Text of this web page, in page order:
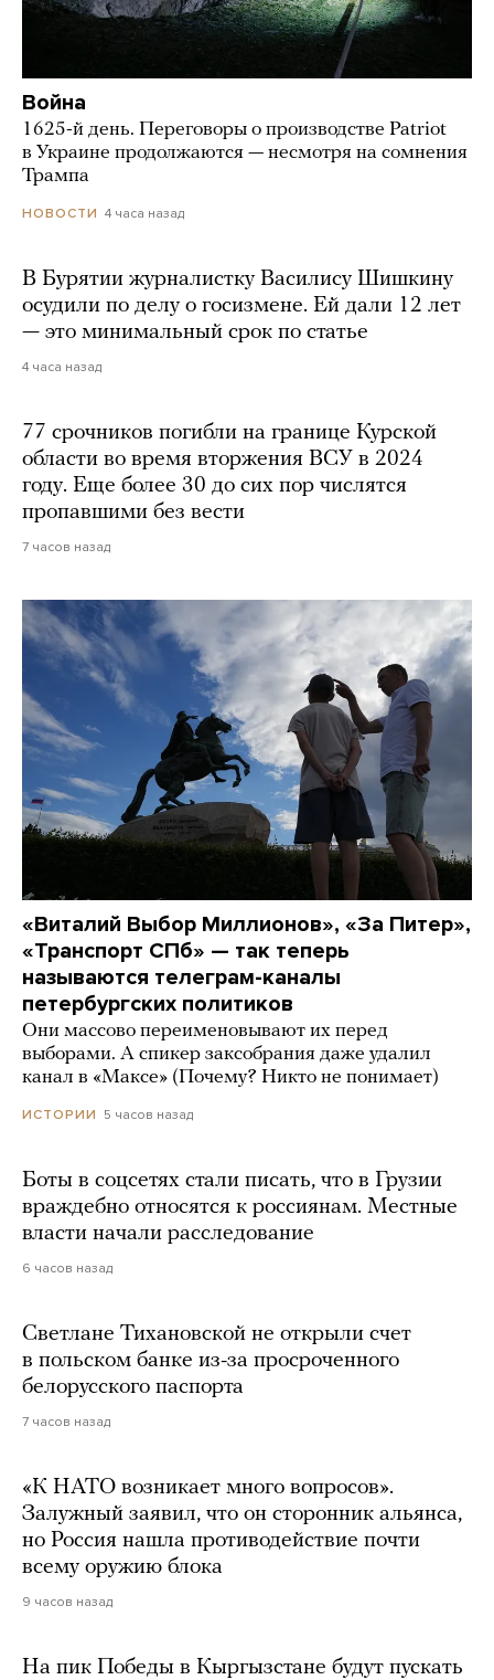
Война
1625-й день. Переговоры о производстве Patriot
в Украине продолжаются — несмотря на сомнения
Трампа
НОВОСТИ 4 часа назад
В Бурятии журналистку Василису Шишкину
осудили по делу о госизмене. Ей дали 12 лет
— это минимальный срок по статье
4 часа назад
77 срочников погибли на границе Курской
области во время вторжения ВСУ в 2024
году. Еще более 30 до сих пор числятся
пропавшими без вести
7 часов назад
«Виталий Выбор Миллионов», «За Питер»,
«Транспорт СПб» — так теперь
называются телеграм-каналы
петербургских политиков
Они массово переименовывают их перед
выборами. А спикер заксобрания даже удалил
канал в «Максе» (Почему? Никто не понимает)
ИСТОРИИ 5 часов назад
Боты в соцсетях стали писать, что в Грузии
враждебно относятся к россиянам. Местные
власти начали расследование
6 часов назад
Светлане Тихановской не открыли счет
в польском банке из-за просроченного
белорусского паспорта
7 часов назад
«К НАТО возникает много вопросов».
Залужный заявил, что он сторонник альянса,
но Россия нашла противодействие почти
всему оружию блока
9 часов назад
На пик Победы в Кыргызстане будут пускать